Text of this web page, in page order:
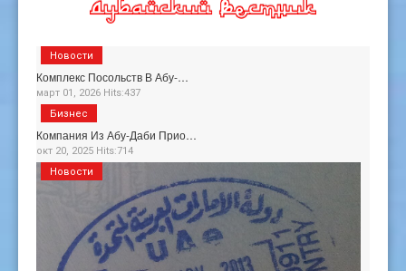
Комплекс Посольств В Абу-…
март 01, 2026 Hits:437
Новости
Компания Из Абу-Даби Прио…
окт 20, 2025 Hits:714
Бизнес
Новости